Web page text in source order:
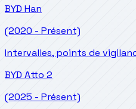
BYD Han
(2020 - Présent)
Intervalles, points de
BYD Atto 2
(2025 - Présent)